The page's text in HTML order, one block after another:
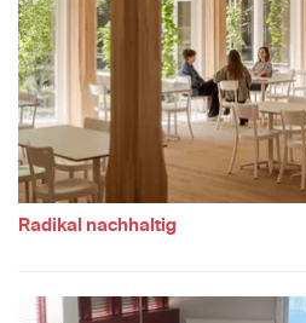
Radikal nachhaltig